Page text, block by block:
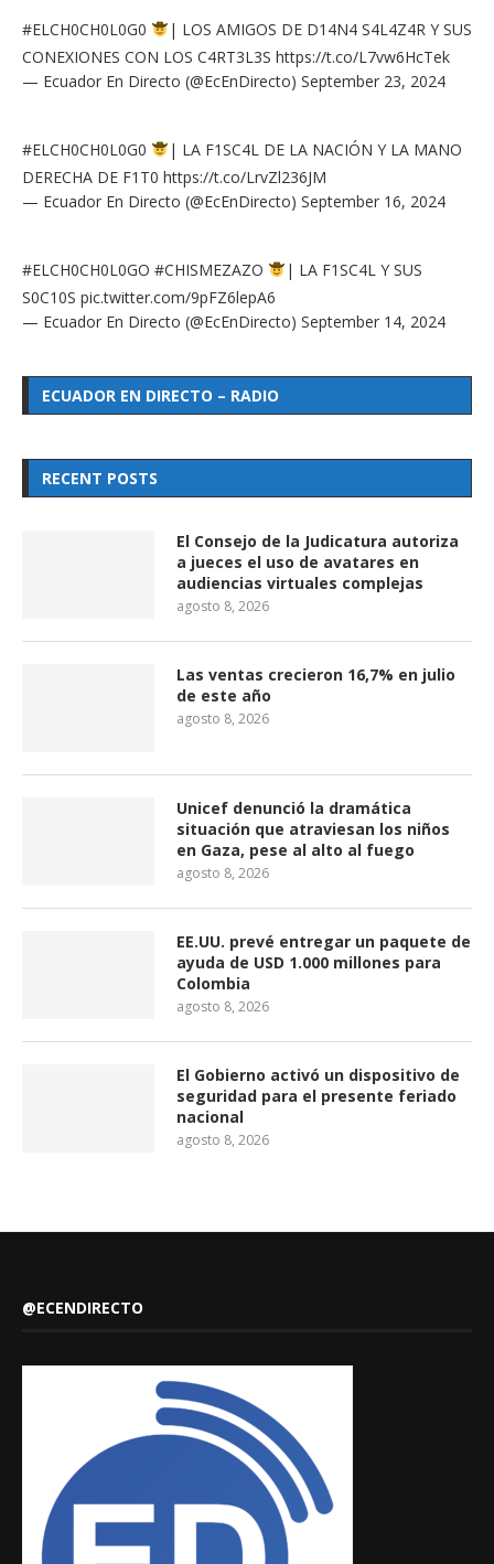
#ELCH0CH0L0G0
| LOS AMIGOS DE D14N4 S4L4Z4R Y SUS
CONEXIONES CON LOS C4RT3L3S https://t.co/L7vw6HcTek
— Ecuador En Directo (@EcEnDirecto) September 23, 2024
#ELCH0CH0L0G0
| LA F1SC4L DE LA NACIÓN Y LA MANO
DERECHA DE F1T0 https://t.co/LrvZl236JM
— Ecuador En Directo (@EcEnDirecto) September 16, 2024
#ELCH0CH0L0GO #CHISMEZAZO
| LA F1SC4L Y SUS
S0C10S pic.twitter.com/9pFZ6lepA6
— Ecuador En Directo (@EcEnDirecto) September 14, 2024
ECUADOR EN DIRECTO – RADIO
RECENT POSTS
El Consejo de la Judicatura autoriza
a jueces el uso de avatares en
audiencias virtuales complejas
agosto 8, 2026
Las ventas crecieron 16,7% en julio
de este año
agosto 8, 2026
Unicef denunció la dramática
situación que atraviesan los niños
en Gaza, pese al alto al fuego
agosto 8, 2026
EE.UU. prevé entregar un paquete de
ayuda de USD 1.000 millones para
Colombia
agosto 8, 2026
El Gobierno activó un dispositivo de
seguridad para el presente feriado
nacional
agosto 8, 2026
@ECENDIRECTO